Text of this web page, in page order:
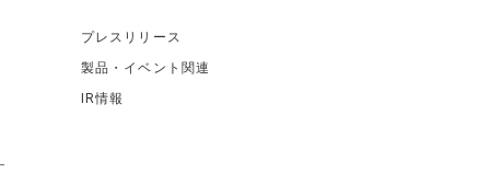
プレスリリース
製品・イベント関連
IR情報